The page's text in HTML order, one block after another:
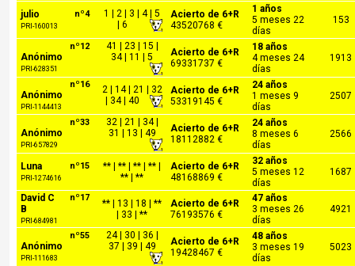
nº4
julio
PRI-160013
1 | 2 | 3 | 4 | 5
| 6
Acierto de 6+R
43520768 €
1 años
5 meses 22
días
153
nº12
Anónimo
PRI-628351
41 | 23 | 15 |
34 | 11 | 5
Acierto de 6+R
69331737 €
18 años
4 meses 24
días
1913
nº16
Anónimo
PRI-1144413
2 | 14 | 21 | 32
| 34 | 40
Acierto de 6+R
53319145 €
24 años
1 meses 9
días
2507
nº33
Anónimo
PRI-657829
32 | 21 | 34 |
31 | 13 | 49
Acierto de 6+R
18112882 €
24 años
8 meses 6
días
2566
nº15
Luna
PRI-1274616
** | ** | ** | ** |
** | **
Acierto de 6+R
48168869 €
32 años
5 meses 12
días
1687
nº17
David C
B
PRI-684981
** | 13 | 18 | **
| 33 | **
Acierto de 6+R
76193576 €
47 años
3 meses 26
días
4921
nº55
Anónimo
PRI-111683
24 | 30 | 36 |
37 | 39 | 49
Acierto de 6+R
19428467 €
48 años
3 meses 19
días
5023